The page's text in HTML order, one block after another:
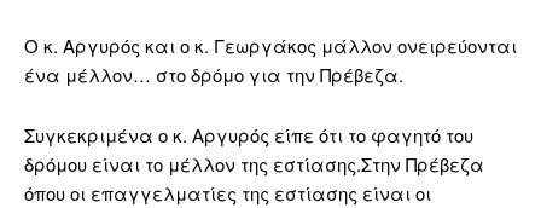
Ο κ. Αργυρός και ο κ. Γεωργάκος μάλλον ονειρεύονται
ένα μέλλον… στο δρόμο για την Πρέβεζα.
Συγκεκριμένα ο κ. Αργυρός είπε ότι το φαγητό του
δρόμου είναι το μέλλον της εστίασης.Στην Πρέβεζα
όπου οι επαγγελματίες της εστίασης είναι οι